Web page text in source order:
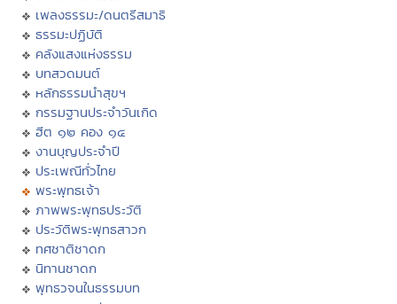
เพลงธรรมะ/ดนตรีสมาธิ
ธรรมะปฏิบัติ
คลังแสงแห่งธรรม
บทสวดมนต์
หลักธรรมนำสุขฯ
กรรมฐานประจำวันเกิด
ฮีต ๑๒ คอง ๑๔
งานบุญประจำปี
ประเพณีทั่วไทย
พระพุทธเจ้า
ภาพพระพุทธประวัติ
ประวัติพระพุทธสาวก
ทศชาติชาดก
นิทานชาดก
พุทธวจนในธรรมบท